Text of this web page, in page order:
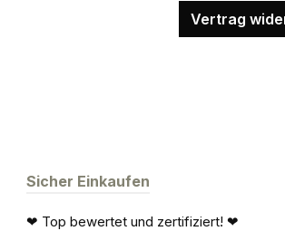
Vertrag
Sicher Einkaufen
❤ Top bewertet und zertifiziert! ❤